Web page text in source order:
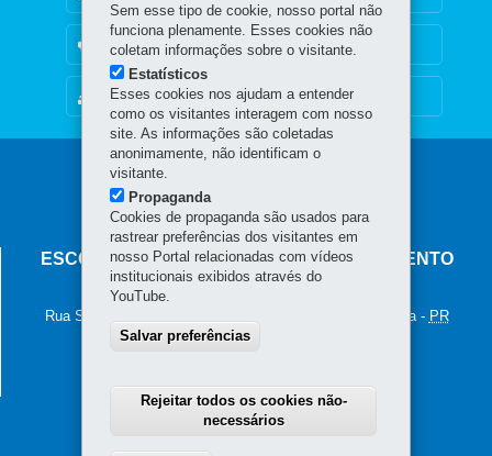
MAPA DO SITE
OUVIDORIA
Navegação
principal
ESCOLA DE FORMAÇÃO E APERFEIÇOAMENTO
PENITENCIÁRIO - ESPEN
Rua Saldanha Marinho, 161 - Centro Curitiba- PR
MAPA
Sem esse tipo de cookie, nosso portal não
funciona plenamente. Esses cookies não
coletam informações sobre o visitante.
Estatísticos
Esses cookies nos ajudam a entender
como os visitantes interagem com nosso
site. As informações são coletadas
anonimamente, não identificam o
visitante.
Propaganda
Cookies de propaganda são usados para
rastrear preferências dos visitantes em
nosso Portal relacionadas com vídeos
institucionais exibidos através do
YouTube.
Salvar preferências
Rejeitar todos os cookies não-
necessários